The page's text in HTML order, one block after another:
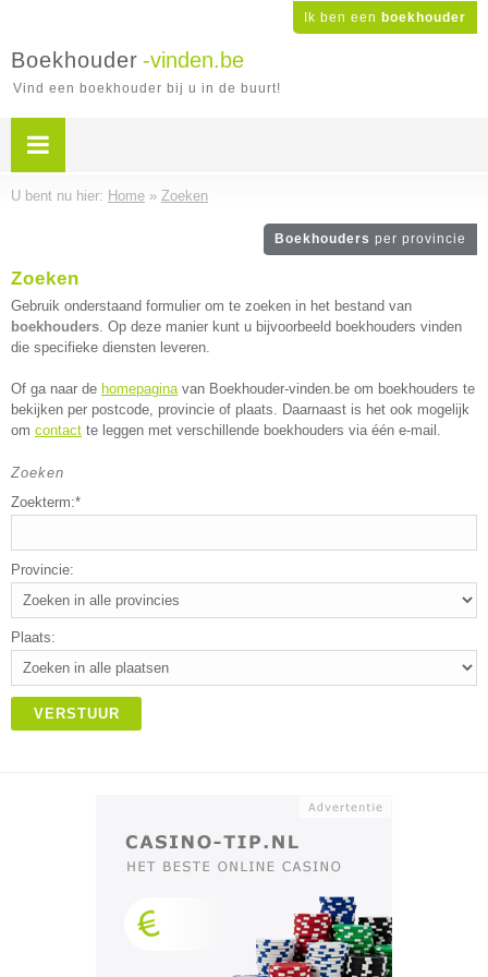
Ik ben een boekhouder
Boekhouder -vinden.be
Vind een boekhouder bij u in de buurt!
U bent nu hier: Home » Zoeken
Boekhouders per provincie
Zoeken
Gebruik onderstaand formulier om te zoeken in het bestand van
boekhouders. Op deze manier kunt u bijvoorbeeld boekhouders vinden
die specifieke diensten leveren.
Of ga naar de homepaginavan Boekhouder-vinden.be om boekhouders te
bekijken per postcode, provincie of plaats. Daarnaast is het ook mogelijk
om contact te leggen met verschillende boekhouders via één e-mail.
Zoeken
Zoekterm:*
Provincie:
Plaats:
VERSTUUR